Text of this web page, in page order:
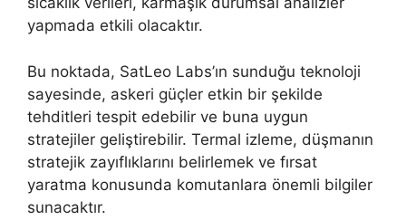
yapmada etkili olacaktır.
Bu noktada, SatLeo Labs’ın sunduğu teknoloji
sayesinde, askeri güçler etkin bir şekilde
tehditleri tespit edebilir ve buna uygun
stratejiler geliştirebilir. Termal izleme, düşmanın
stratejik zayıflıklarını belirlemek ve fırsat
yaratma konusunda komutanlara önemli bilgiler
sunacaktır.